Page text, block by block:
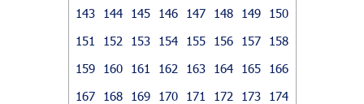
143
144 145 146 147 148 149
150
151
152 153 154 155 156 157
158
159
160 161 162 163 164 165
166
167
168 169 170 171 172 173
174